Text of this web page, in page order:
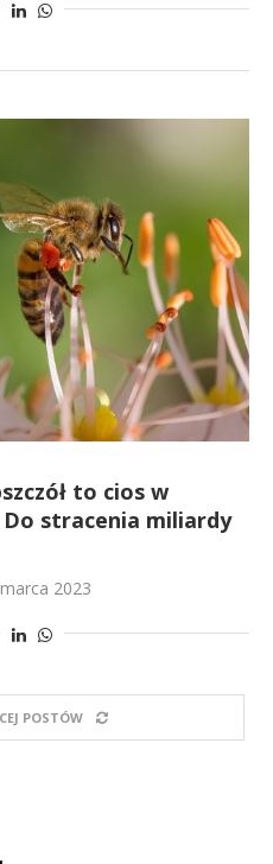
to cios w
stracenia miliardy
2023
POSTÓW